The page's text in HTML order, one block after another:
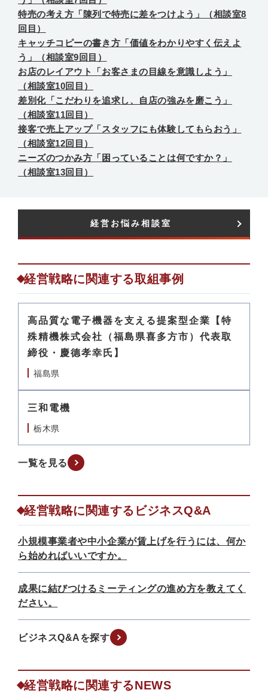
特売の考え方「陳列で特売に差をつけよう」（相談室8
回目）
キャッチコピーの書き方「価値をわかりやすく伝えよ
う」（相談室9回目）
お店のレイアウト「お客さまの目線を意識しよう」
（相談室10回目）
差別化「こだわりを追求し、自店の強みを磨こう」
（相談室11回目）
接客で売上アップ「スタッフにも体験してもらおう」
（相談室12回目）
ニーズのつかみ方「困っていることは何ですか？」
（相談室13回目）
経営お悩み相談室​
経営戦略に関連する取組事例
高品質な電子機器を支える提案型企業【特
殊精機株式会社（福島県喜多方市）代表取
締役・慶德孝幸氏】
福島県
三和電機
栃木県
一覧を見る
経営戦略に関連するビジネスQ&A
小規模事業者や中小企業が賃上げを行うには、何か
ら始めればいいですか。
成果に結びつけるミーティングの進め方を教えてく
ださい。
ビジネスQ&Aを探す
経営戦略に関連するNEWS